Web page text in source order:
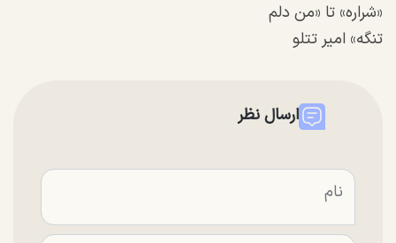
«شراره» تا «من دلم
تنگه» امیر تتلو
ارسال نظر